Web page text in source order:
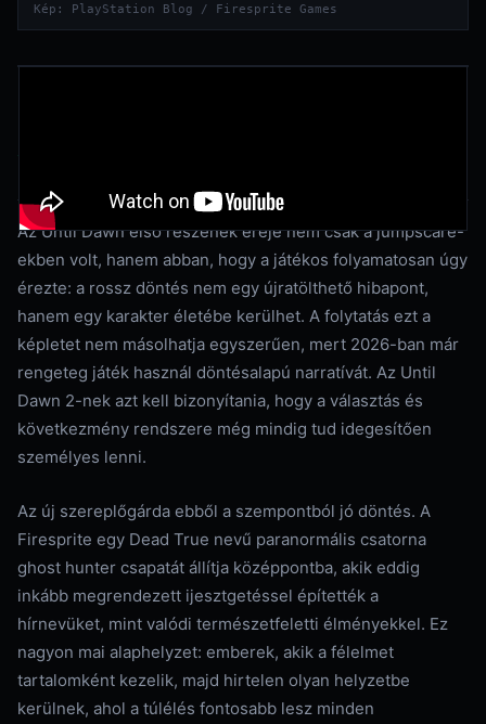
Kép: PlayStation Blog / Firesprite Games
Az Until Dawn első részének ereje nem csak a jumpscare-
ekben volt, hanem abban, hogy a játékos folyamatosan úgy
érezte: a rossz döntés nem egy újratölthető hibapont,
hanem egy karakter életébe kerülhet. A folytatás ezt a
képletet nem másolhatja egyszerűen, mert 2026-ban már
rengeteg játék használ döntésalapú narratívát. Az Until
Dawn 2-nek azt kell bizonyítania, hogy a választás és
következmény rendszere még mindig tud idegesítően
személyes lenni.
Az új szereplőgárda ebből a szempontból jó döntés. A
Firesprite egy Dead True nevű paranormális csatorna
ghost hunter csapatát állítja középpontba, akik eddig
inkább megrendezett ijesztgetéssel építették a
hírnevüket, mint valódi természetfeletti élményekkel. Ez
nagyon mai alaphelyzet: emberek, akik a félelmet
tartalomként kezelik, majd hirtelen olyan helyzetbe
kerülnek, ahol a túlélés fontosabb lesz minden